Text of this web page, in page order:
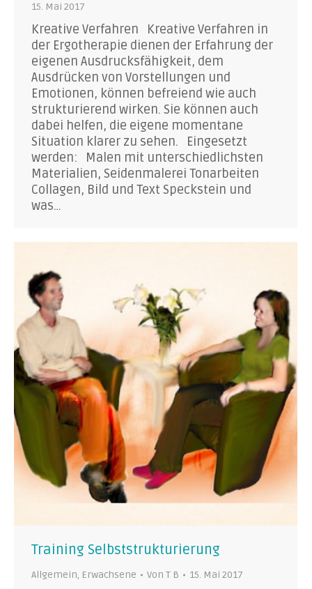
15. Mai 2017
Kreative Verfahren Kreative Verfahren in
der Ergotherapie dienen der Erfahrung der
eigenen Ausdrucksfähigkeit, dem
Ausdrücken von Vorstellungen und
Emotionen, können befreiend wie auch
strukturierend wirken. Sie können auch
dabei helfen, die eigene momentane
Situation klarer zu sehen. Eingesetzt
werden: Malen mit unterschiedlichsten
Materialien, Seidenmalerei Tonarbeiten
Collagen, Bild und Text Speckstein und
was…
Training Selbststrukturierung
Allgemein, Erwachsene Von T B 15. Mai 2017